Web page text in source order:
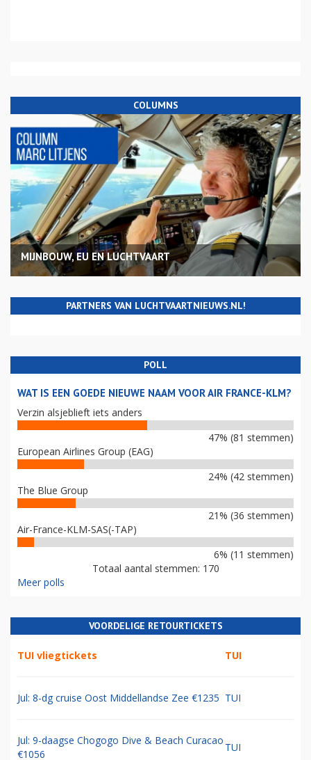
COLUMNS
MIJNBOUW, EU EN LUCHTVAART
PARTNERS VAN LUCHTVAARTNIEUWS.NL!
POLL
WAT IS EEN GOEDE NIEUWE NAAM VOOR AIR FRANCE-KLM?
Verzin alsjeblieft iets anders
47% (81 stemmen)
European Airlines Group (EAG)
24% (42 stemmen)
The Blue Group
21% (36 stemmen)
Air-France-KLM-SAS(-TAP)
6% (11 stemmen)
Totaal aantal stemmen: 170
Meer polls
VOORDELIGE RETOURTICKETS
TUI vliegtickets TUI
Jul: 8-dg cruise Oost Middellandse Zee €1235 TUI
Jul: 9-daagse Chogogo Dive & Beach Curacao
€1056
TUI